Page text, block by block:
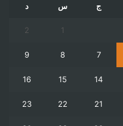
ج س د
1
2
7
8
9
14
15
16
21
22
23